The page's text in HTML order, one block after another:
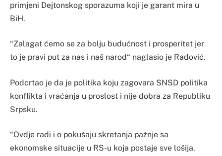
primjeni Dejtonskog sporazuma koji je garant mira u
BiH.
“Zalagat ćemo se za bolju budućnost i prosperitet jer
to je pravi put za nas i naš narod“ naglasio je Radović.
Podcrtao je da je politika koju zagovara SNSD politika
konflikta i vraćanja u proslost i nije dobra za Republiku
Srpsku.
“Ovdje radi i o pokušaju skretanja pažnje sa
ekonomske situacije u RS-u koja postaje sve lošija.